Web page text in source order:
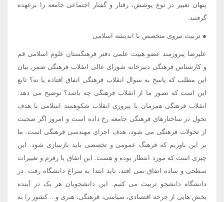
پنهان تغییر در نوع پوشش، رفتار و گفتار اجتماعی جامعه را برعهده
گرفتند.
● تربیت نیروی متخصص با اندیشه اسلامی
علیرضا پیروزمند عضو هییت علمی دفتر فرهنگستان علوم اسلامی قم
و کارشناس فرهنگی دبیرخانه شورای عالی انقلاب فرهنگی ضمن بیان
این مطلب که پاسخ به سوال انقلاب فرهنگی اتفاق افتاده یا نه؟ تابع
این است که تصور ما از انقلاب فرهنگی چه باشد؟ توضیح می دهد:
انقلاب فرهنگی همزمان با پیروزی انقلاب شکوهمند اسلامی با هدف
تحول در ساختارهای فرهنگی جامعه رخ داده است و امروز اگر صحبت
از تحولات فرهنگی می شود، هدف اجرای مهندسی فرهنگی است. ما
بر این باوریم که فرهنگ عمومی و تخصصی باید بازسازی شود. این
چیزی است که مورد انتظار بوده و هست. این اتفاق با رفرم و تغییرات
سطحی و ساده اتفاق نمی افتد، باید ابتدا به سراغ دانشگاه رفت. در
دانشگاه دانشجو تربیت می کنیم. این دانشجویان هر یک در آینده
بخش هایی از چرخه اقتصادی، سیاسی، فرهنگی، هنری و... کشور را به